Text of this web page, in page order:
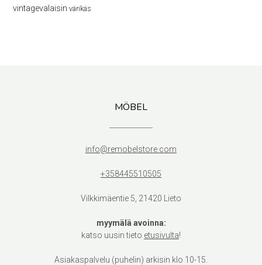
vintagevalaisin värikäs
MÖBEL
info@remobelstore.com
+358445510505
Vilkkimäentie 5, 21420 Lieto
myymälä avoinna:
katso uusin tieto etusivulta!
Asiakaspalvelu (puhelin) arkisin klo 10-15.